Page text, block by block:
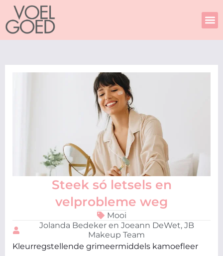
Skip
content
Steek só letsels en
velprobleme weg
Mooi
Jolanda Bedeker en Joeann DeWet, JB
Makeup Team
Kleurregstellende grimeermiddels kamoefleer